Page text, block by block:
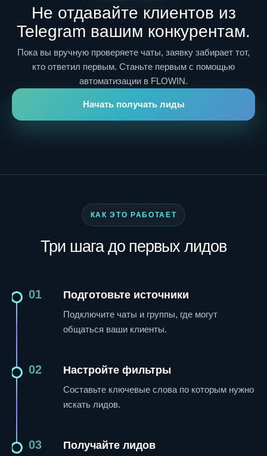
Не отдавайте клиентов из
Telegram вашим конкурентам.
Пока вы вручную проверяете чаты, заявку забирает тот,
кто ответил первым. Станьте первым с помощью
автоматизации в FLOWIN.
Начать получать лиды
КАК ЭТО РАБОТАЕТ
Три шага до первых лидов
01 Подготовьте источники
Подключите чаты и группы, где могут
общаться ваши клиенты.
02 Настройте фильтры
Составьте ключевые слова по которым нужно
искать лидов.
03 Получайте лидов